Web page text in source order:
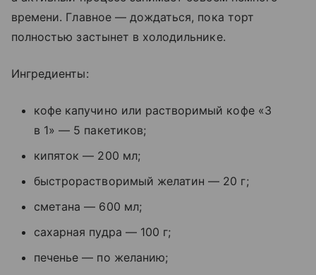
времени. Главное — дождаться, пока торт
полностью застынет в холодильнике.
Ингредиенты:
кофе капучино или растворимый кофе «3
в 1» — 5 пакетиков;
кипяток — 200 мл;
быстрорастворимый желатин — 20 г;
сметана — 600 мл;
сахарная пудра — 100 г;
печенье — по желанию;